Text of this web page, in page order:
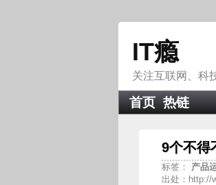
IT瘾
关注互联网、科
首页 热链
9个不得
标签： 产品
出处：http://